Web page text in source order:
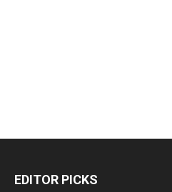
EDITOR PICKS